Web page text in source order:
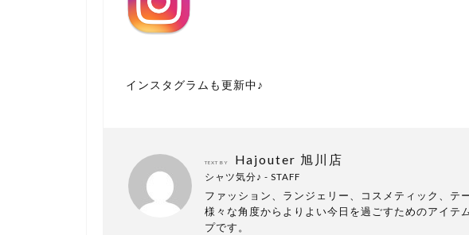
インスタグラムも更新中♪
TEXT BY Hajouter 旭川店
シャツ気分♪ - STAFF
ファッション、ランジェリー、コスメティック、
様々な角度からよりよい今日を過ごすためのアイテ
プです。